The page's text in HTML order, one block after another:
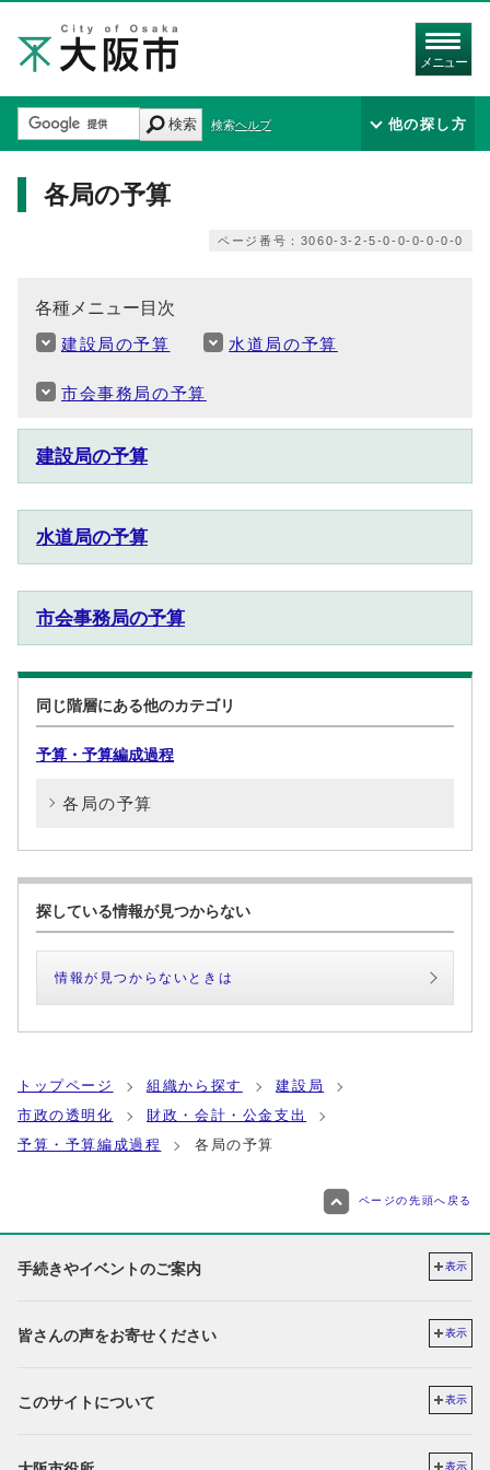
メニュー
検索 検索ヘルプ 他の探し方
各局の予算
ページ番号：3060-3-2-5-0-0-0-0-0-0
各種メニュー目次
建設局の予算 水道局の予算
市会事務局の予算
建設局の予算
水道局の予算
市会事務局の予算
同じ階層にある他のカテゴリ
予算・予算編成過程
各局の予算
探している情報が見つからない
情報が見つからないときは
トップページ 組織から探す
建設局
市政の透明化
財政・会計・公金支出
予算・予算編成過程
各局の予算
ページの先頭へ戻る
手続きやイベントのご案内 表示
皆さんの声をお寄せください 表示
このサイトについて 表示
表示